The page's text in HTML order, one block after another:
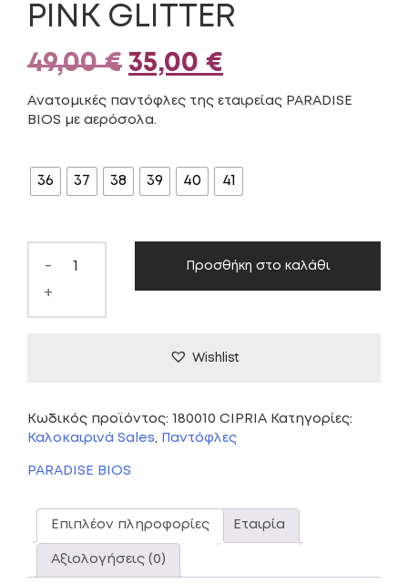
PINK GLITTER
49,00€ Original
price
49,00 €.
35,00 €
τρέχουσα
είναι:
Ανατομικές παντόφλες της εταιρείας PARADISE
BIOS με αερόσολα.
36 37 38 39 40 41
-
+
Προσθήκη στο καλάθι
Wishlist
Κωδικός προϊόντος: 180010 CIPRIA Κατηγορίες:
Καλοκαιρινά Sales, Παντόφλες
PARADISE BIOS
Επιπλέον πληροφορίες Εταιρία
Αξιολογήσεις (0)